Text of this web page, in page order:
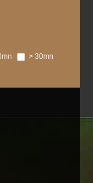
> 30mn